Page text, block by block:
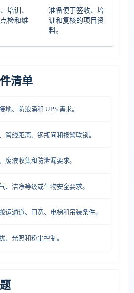
培训、
检和维
准备便于签收、培
训和复核的项目资
料。
清单
、防浪涌和 UPS 需求。
管线距离、钢瓶间和报警联锁。
废液收集和防泄漏要求。
、洁净等级或生物安全要求。
运通道、门宽、电梯和吊装条件。
、光照和粉尘控制。